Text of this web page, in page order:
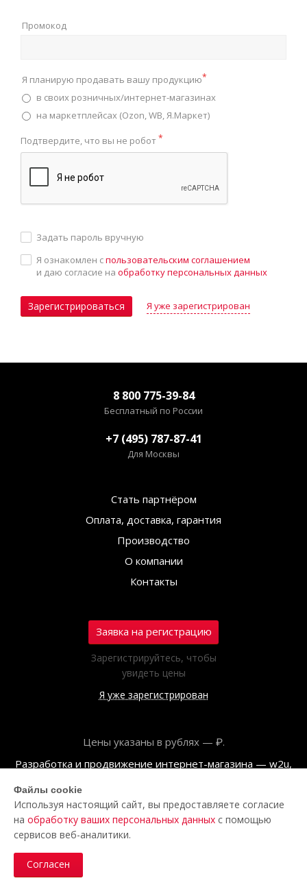
Промокод
Я планирую продавать вашу продукцию*
в своих розничных/интернет-магазинах
на маркетплейсах (Ozon, WB, Я.Маркет)
Подтвердите, что вы не робот*
Задать пароль вручную
Я ознакомлен спользовательским соглашением
и даю согласие на обработку персональных данных
Зарегистрироваться Я уже зарегистрирован
8 800 775-39-84
Бесплатный по России
+7 (495) 787-87-41
Для Москвы
Стать партнёром
Оплата, доставка, гарантия
Производство
О компании
Контакты
Заявка на регистрацию
Зарегистрируйтесь, чтобы
увидеть цены
Я уже зарегистрирован
Цены указаны в рублях — ₽.
Разработка и продвижение интернет-магазина — w2u,
© ООО «Полар центр», 2026
Пользовательское соглашение
Политика обработки персональных данных
Файлы cookie
Используя настоящий сайт, вы предоставляете согласие
на обработку ваших персональных данных с помощью
сервисов веб-аналитики.
Согласен